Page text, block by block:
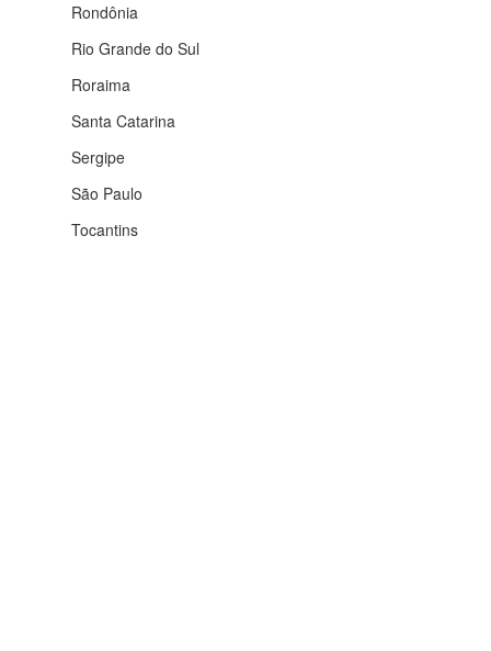
Rondônia
Rio Grande do Sul
Roraima
Santa Catarina
Sergipe
São Paulo
Tocantins